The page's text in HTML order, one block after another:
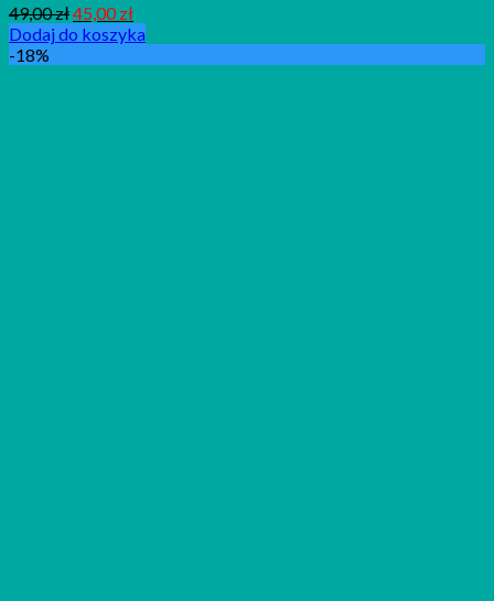
49,00zł45,00zł
Dodaj do koszyka
-18%